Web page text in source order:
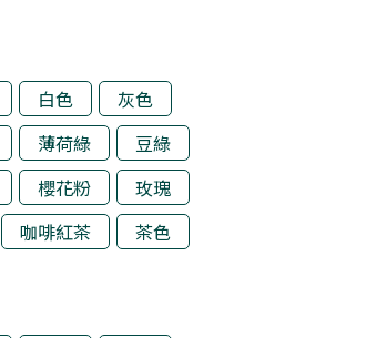
白色
灰色
薄荷綠
豆綠
櫻花粉
玫瑰
咖啡紅茶
茶色